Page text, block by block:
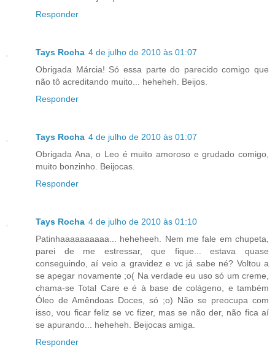
Responder
Tays Rocha 4 de julho de 2010 às 01:07
Obrigada Márcia! Só essa parte do parecido comigo que
não tô acreditando muito... heheheh. Beijos.
Responder
Tays Rocha 4 de julho de 2010 às 01:07
Obrigada Ana, o Leo é muito amoroso e grudado comigo,
muito bonzinho. Beijocas.
Responder
Tays Rocha 4 de julho de 2010 às 01:10
Patinhaaaaaaaaaa... heheheeh. Nem me fale em chupeta,
parei de me estressar, que fique... estava quase
conseguindo, aí veio a gravidez e vc já sabe né? Voltou a
se apegar novamente ;o( Na verdade eu uso só um creme,
chama-se Total Care e é à base de colágeno, e também
Óleo de Amêndoas Doces, só ;o) Não se preocupa com
isso, vou ficar feliz se vc fizer, mas se não der, não fica aí
se apurando... heheheh. Beijocas amiga.
Responder